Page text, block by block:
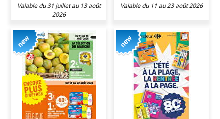
Valable du 31 juillet au 13 août
2026
Valable du 11 au 23 août 2026